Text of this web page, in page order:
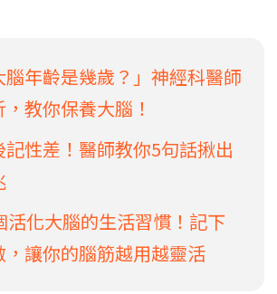
腦年齡是幾歲？」神經科醫師
教你保養大腦！
性差！醫師教你5句話揪出
活化大腦的生活習慣！記下
，讓你的腦筋越用越靈活